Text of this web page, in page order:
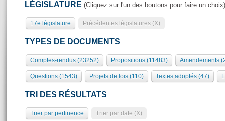
Présidence
577 députés
Groupes politiques
Séance publique
Commissions et autres organes
Europe et International
Pétitions
Rôle et pouvoirs de l'Assemblée
Organisation de l'Assemblée
Présidence Conférence des Présidents Bureau Collège des
Statistiques et chiffres clés
Visiter l'Assemblée
Visite virtuelle du palais Bourbon
Assister à une séance
LÉGISLATURE (Cliquez sur l'un des boutons pour faire un choix)
17e législature Précédentes législatures (X)
TYPES DE DOCUMENTS
Comptes-rendus (23252) Propositions (11483) Amendements
Questions (1543) Projets de lois (110) Textes adoptés (47)
TRI DES RÉSULTATS
Trier par pertinence Trier par date (X)